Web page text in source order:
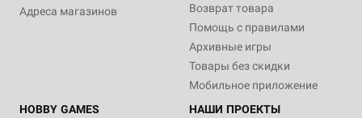
Адреса магазинов
Возврат товара
Помощь с правилами
Архивные игры
Товары без скидки
Мобильное приложение
HOBBY GAMES
НАШИ ПРОЕКТЫ